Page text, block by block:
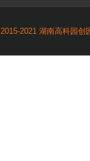
2021 湖南高科园创